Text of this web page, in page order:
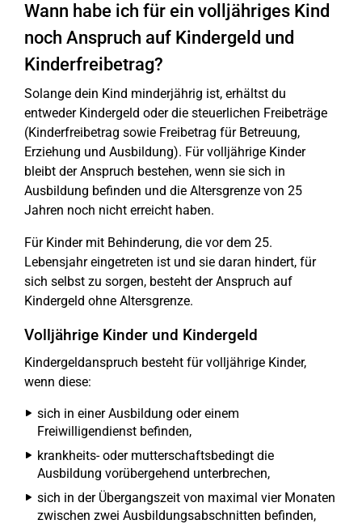
Wann habe ich für ein volljähriges Kind
noch Anspruch auf Kindergeld und
Kinderfreibetrag?
Solange dein Kind minderjährig ist, erhältst du
entweder Kindergeld oder die steuerlichen Freibeträge
(Kinderfreibetrag sowie Freibetrag für Betreuung,
Erziehung und Ausbildung). Für volljährige Kinder
bleibt der Anspruch bestehen, wenn sie sich in
Ausbildung befinden und die Altersgrenze von 25
Jahren noch nicht erreicht haben.
Für Kinder mit Behinderung, die vor dem 25.
Lebensjahr eingetreten ist und sie daran hindert, für
sich selbst zu sorgen, besteht der Anspruch auf
Kindergeld ohne Altersgrenze.
Volljährige Kinder und Kindergeld
Kindergeldanspruch besteht für volljährige Kinder,
wenn diese:
sich in einer Ausbildung oder einem
Freiwilligendienst befinden,
krankheits- oder mutterschaftsbedingt die
Ausbildung vorübergehend unterbrechen,
sich in der Übergangszeit von maximal vier Monaten
zwischen zwei Ausbildungsabschnitten befinden,